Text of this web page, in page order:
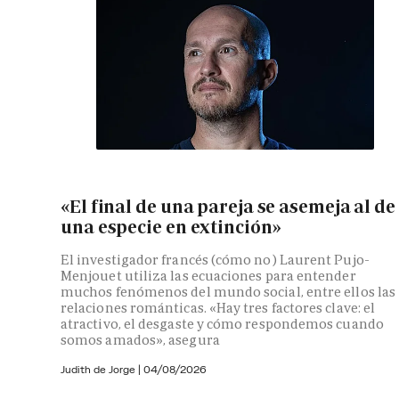
«El final de una pareja se asemeja al de
una especie en extinción»
El investigador francés (cómo no) Laurent Pujo-
Menjouet utiliza las ecuaciones para entender
muchos fenómenos del mundo social, entre ellos las
relaciones románticas. «Hay tres factores clave: el
atractivo, el desgaste y cómo respondemos cuando
somos amados», asegura
Judith de Jorge | 04/08/2026